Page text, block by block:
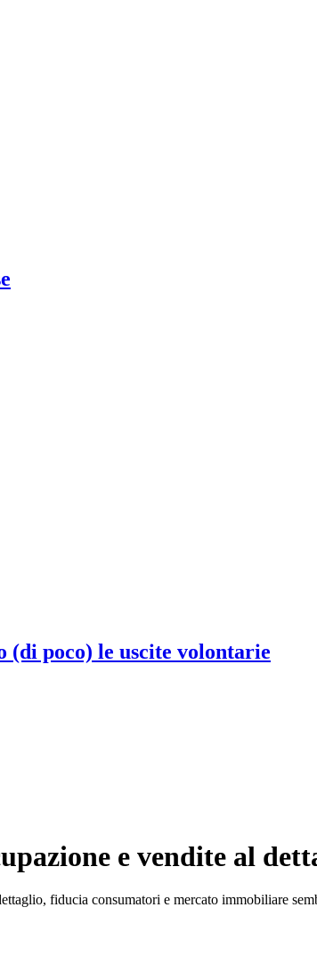
(di poco) le uscite volontarie
e vendite al
fiducia consumatori e mercato immobiliare